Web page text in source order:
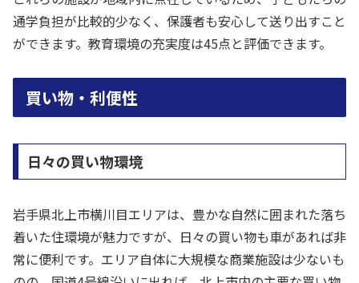
通学負担が比較的少なく、保護者も安心して送り出すこと
ができます。教育環境の充実度は45点と評価できます。
買い物・利便性
日々の買い物環境
岩手県北上市横川目エリアは、豊かな自然に囲まれた落ち
着いた住環境が魅力ですが、日々の買い物も車があれば非
常に便利です。エリア自体に大規模な商業施設は少ないも